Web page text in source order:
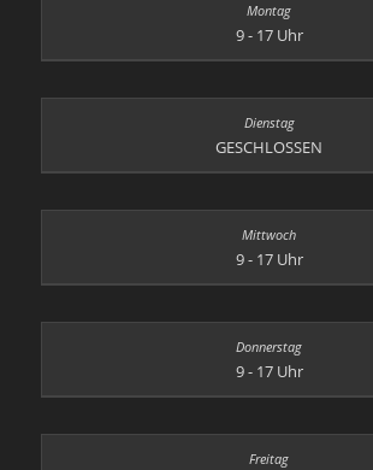
9 - 17 Uhr
GESCHLOSSEN
9 - 17 Uhr
9 - 17 Uhr